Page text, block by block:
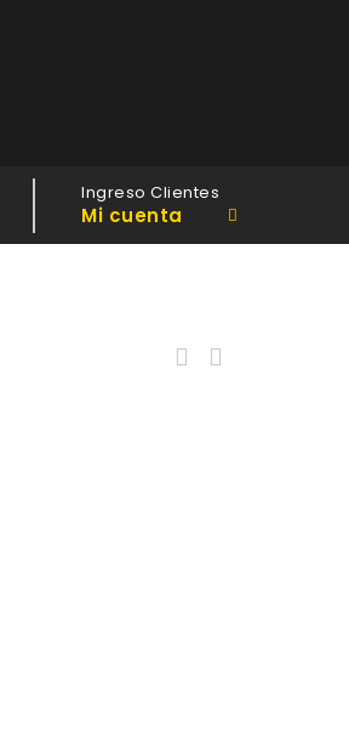
Ingreso Clientes
Mi cuenta